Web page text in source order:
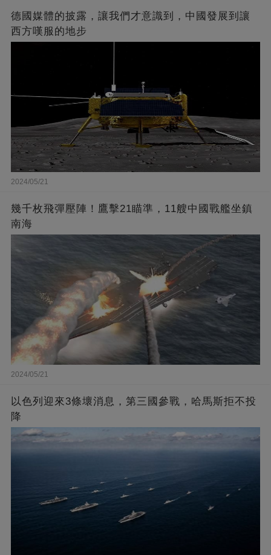
德國媒體的披露，讓我們才意識到，中國發展到讓
西方嘆服的地步
2024/05/21
幾千枚飛彈壓陣！鷹擊21瞄準，11艘中國戰艦坐鎮
南海
2024/05/21
以色列迎來3條壞消息，第三國參戰，哈馬斯拒不投
降